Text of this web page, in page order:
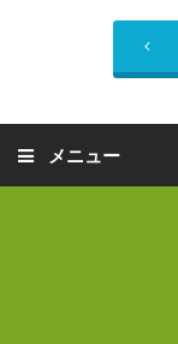
メニュー